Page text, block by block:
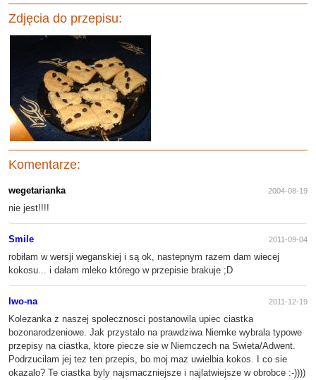
Zdjęcia do przepisu:
Komentarze:
wegetarianka 2004-08-19
nie jest!!!!
Smile 2011-09-04
robiłam w wersji weganskiej i są ok, nastepnym razem dam wiecej
kokosu... i dałam mleko którego w przepisie brakuje ;D
Iwo-na 2011-12-19
Kolezanka z naszej spolecznosci postanowila upiec ciastka
bozonarodzeniowe. Jak przystalo na prawdziwa Niemke wybrala typowe
przepisy na ciastka, ktore piecze sie w Niemczech na Swieta/Adwent.
Podrzucilam jej tez ten przepis, bo moj maz uwielbia kokos. I co sie
okazalo? Te ciastka byly najsmaczniejsze i najlatwiejsze w obrobce :-))))